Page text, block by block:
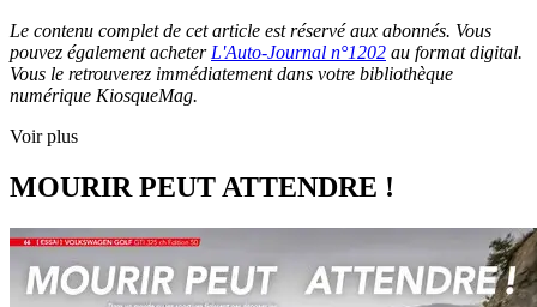
Le contenu complet de cet article est réservé aux abonnés. Vous
pouvez également acheter L'Auto-Journal n°1202 au format digital.
Vous le retrouverez immédiatement dans votre bibliothèque
numérique KiosqueMag.
Voir plus
MOURIR PEUT ATTENDRE !